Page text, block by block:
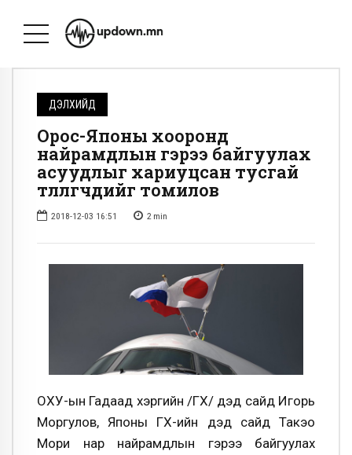
ДЭЛХИЙД
Орос-Японы хооронд
найрамдлын гэрээ байгуулах
асуудлыг хариуцсан тусгай
төлөөлөгчдийг томилов
2018-12-03 16:51 2 min
ОХУ-ын Гадаад хэргийн /ГХ/ дэд сайд Игорь
Моргулов, Японы ГХ-ийн дэд сайд Такэо
Мори нар найрамдлын гэрээ байгуулах